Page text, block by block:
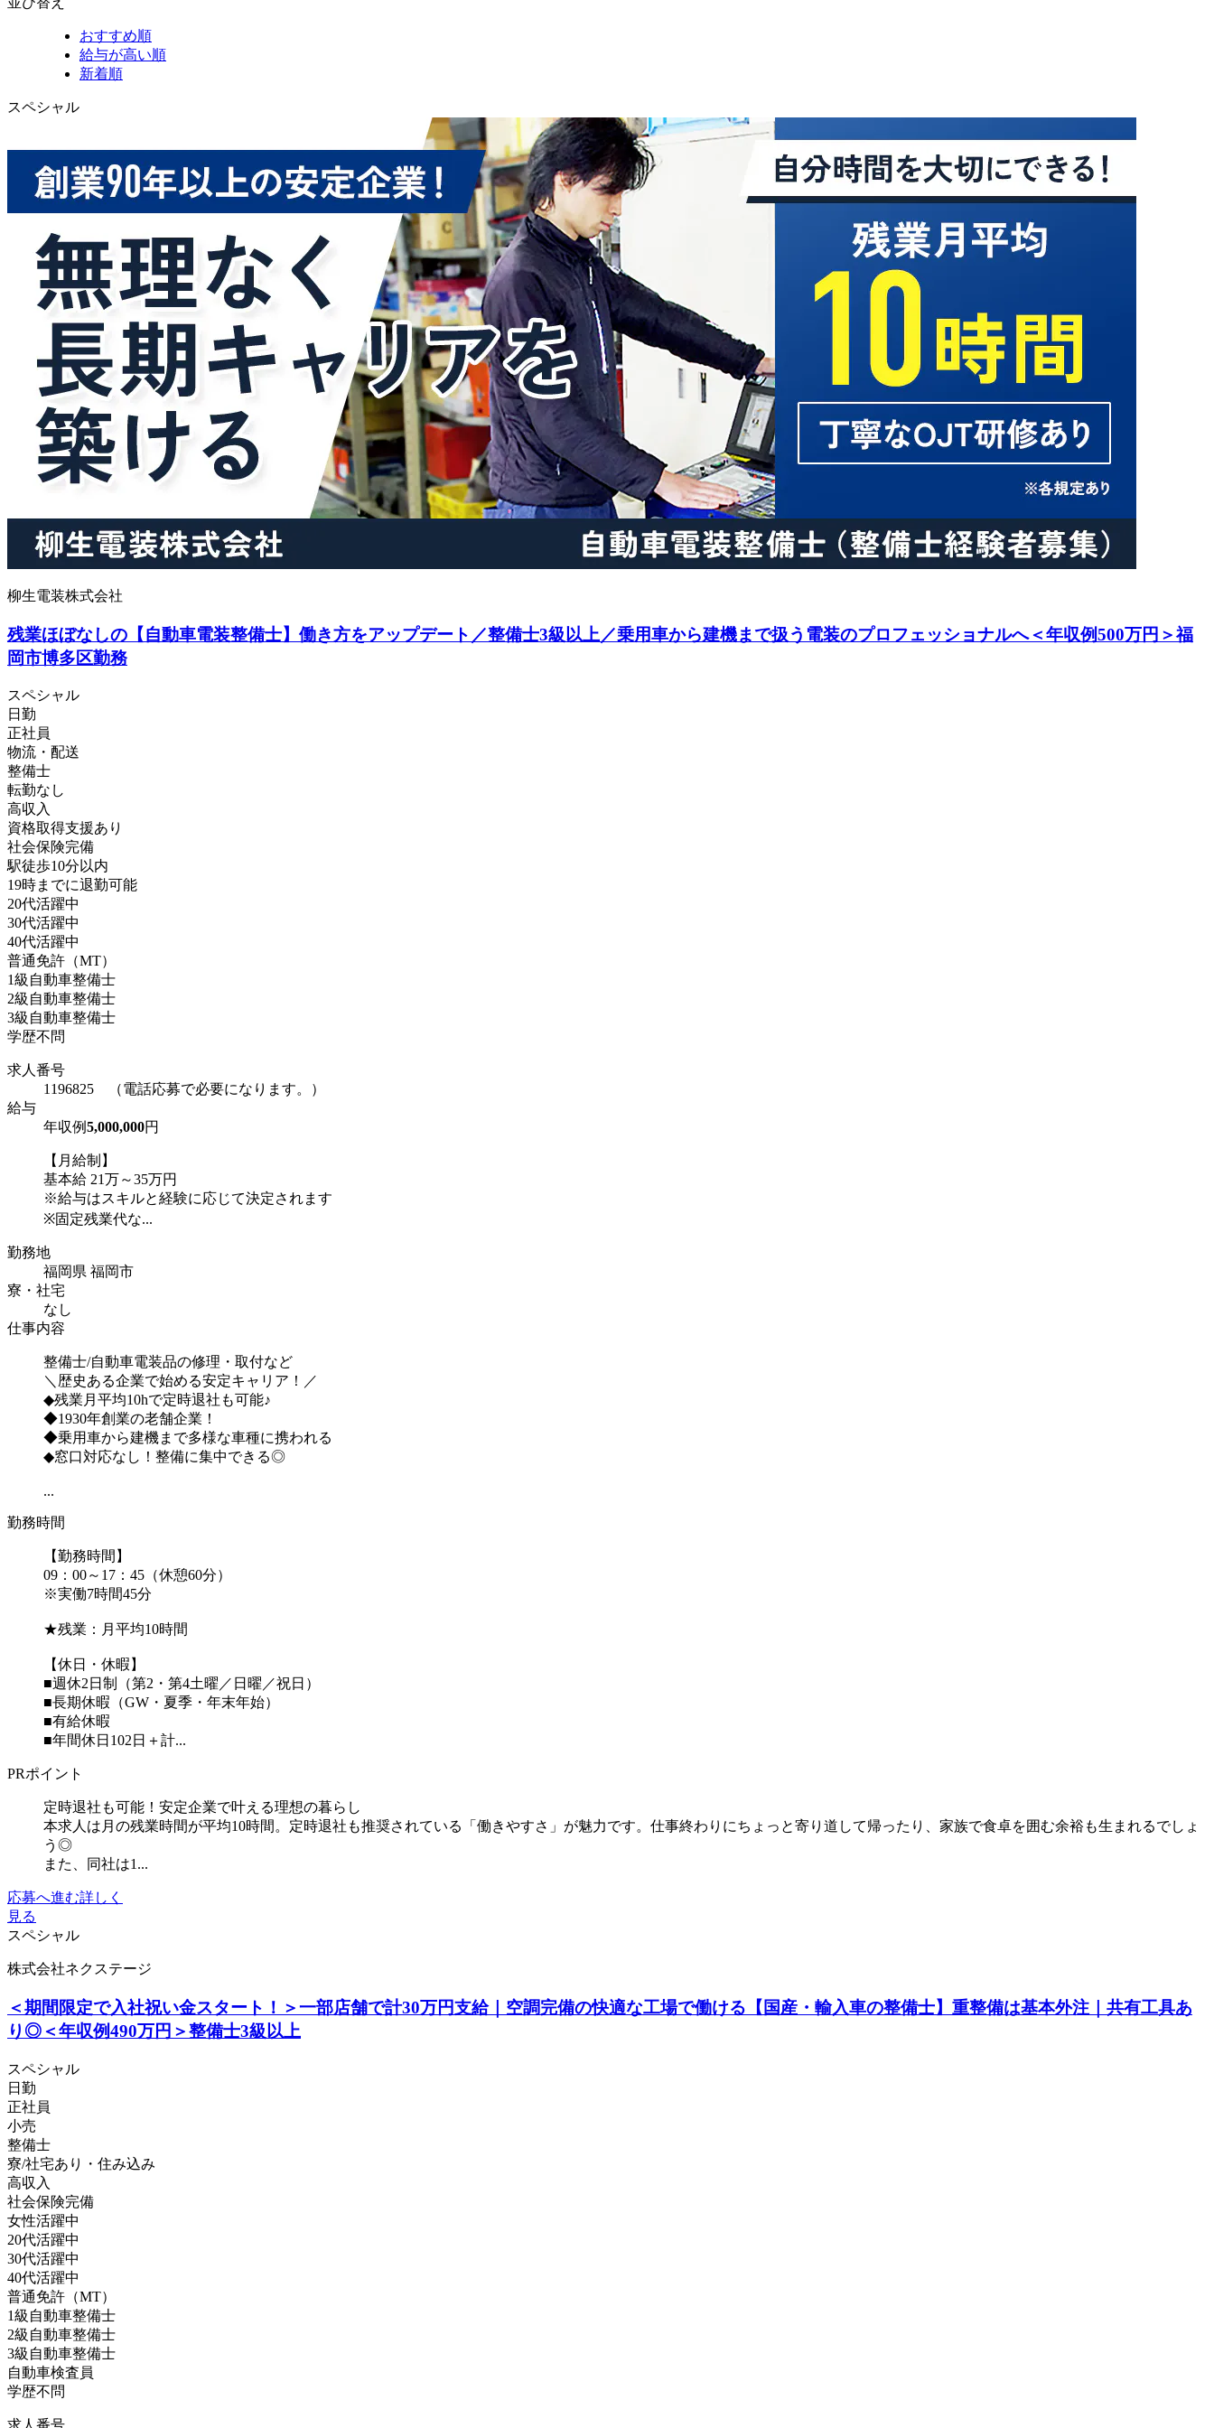
おすすめ順
給与が高い順
新着順
スペシャル
柳生電装株式会社
残業ほぼなしの【自動車電装整備士】働き方をアップデート／整備士3級以上／乗用車から建機まで扱う電装のプロフェッショナルへ＜年収例500万円＞福
岡市博多区勤務
スペシャル
日勤
正社員
物流・配送
整備士
転勤なし
高収入
資格取得支援あり
社会保険完備
駅徒歩10分以内
19時までに退勤可能
20代活躍中
30代活躍中
40代活躍中
普通免許（MT）
1級自動車整備士
2級自動車整備士
3級自動車整備士
学歴不問
求人番号
1196825 （電話応募で必要になります。）
給与
年収例5,000,000円
【月給制】
基本給 21万～35万円
※給与はスキルと経験に応じて決定されます
※固定残業代な...
勤務地
福岡県 福岡市
寮・社宅
なし
仕事内容
整備士/自動車電装品の修理・取付など
＼歴史ある企業で始める安定キャリア！／
◆残業月平均10hで定時退社も可能♪
◆1930年創業の老舗企業！
◆乗用車から建機まで多様な車種に携われる
◆窓口対応なし！整備に集中できる◎
...
勤務時間
【勤務時間】
09：00～17：45（休憩60分）
※実働7時間45分
★残業：月平均10時間
【休日・休暇】
■週休2日制（第2・第4土曜／日曜／祝日）
■長期休暇（GW・夏季・年末年始）
■有給休暇
■年間休日102日＋計...
PRポイント
定時退社も可能！安定企業で叶える理想の暮らし
本求人は月の残業時間が平均10時間。定時退社も推奨されている「働きやすさ」が魅力です。仕事終わりにちょっと寄り道して帰ったり、家族で食卓を囲む余裕も生まれるでしょ
う◎
また、同社は1...
応募へ進む詳しく
見る
スペシャル
株式会社ネクステージ
＜期間限定で入社祝い金スタート！＞一部店舗で計30万円支給｜空調完備の快適な工場で働ける【国産・輸入車の整備士】重整備は基本外注｜共有工具あ
り◎＜年収例490万円＞整備士3級以上
スペシャル
日勤
正社員
小売
整備士
寮/社宅あり・住み込み
高収入
社会保険完備
女性活躍中
20代活躍中
30代活躍中
40代活躍中
普通免許（MT）
1級自動車整備士
2級自動車整備士
3級自動車整備士
自動車検査員
学歴不問
求人番号